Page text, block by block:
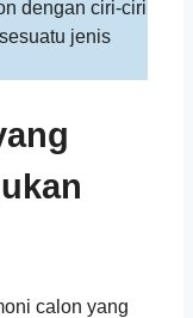
dengan ciri-ciri
jenis
calon yang